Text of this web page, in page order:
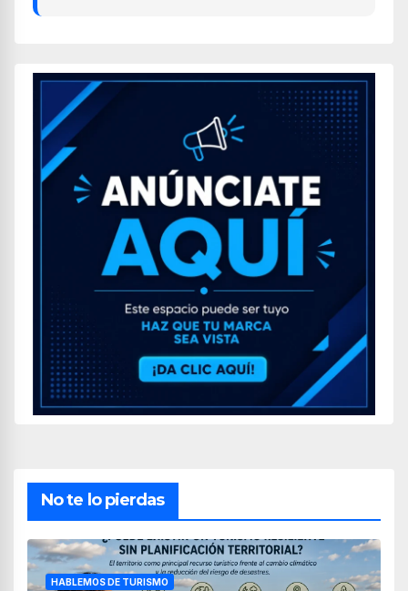
No te lo pierdas
HABLEMOS DE TURISMO